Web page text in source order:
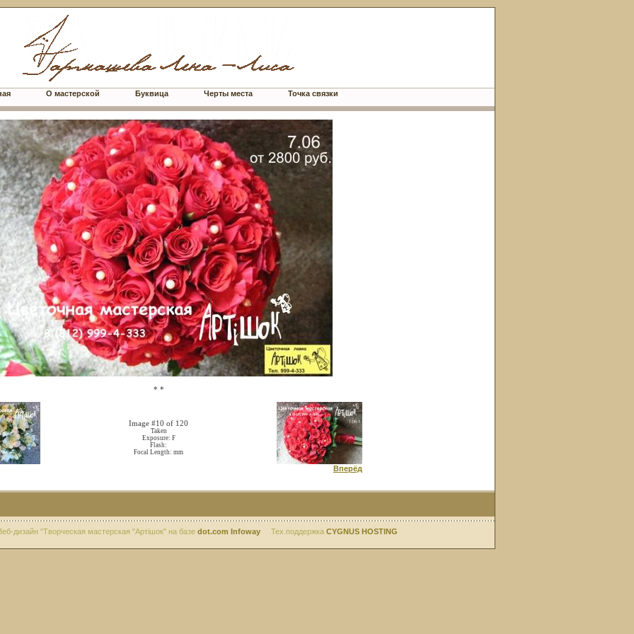
О мастерской Буквица Черты места Точка связки
* *
Image #10 of 120
Taken
Exposure: F
Flash:
Focal Length: mm
Вперёд
"Творческая мастерская "Артiшок" на базе dot.com InfowayТех.поддержка CYGNUS HOSTING